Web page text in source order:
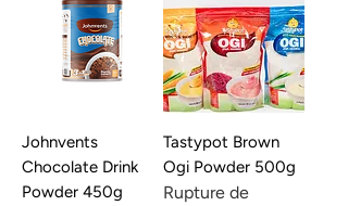
Johnvents
Chocolate Drink
Powder 450g
Tastypot Brown
Ogi Powder 500g
Rupture de